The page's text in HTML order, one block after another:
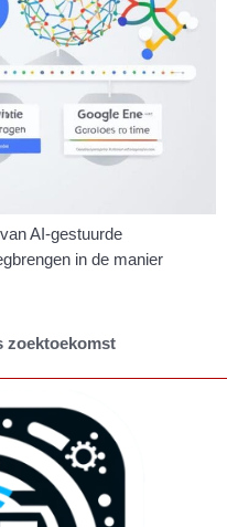
AI-gestuurde
in de manier
zoektoekomst